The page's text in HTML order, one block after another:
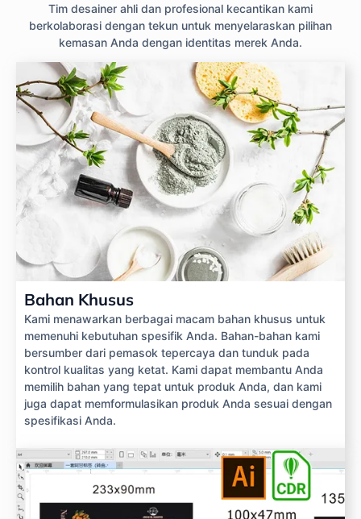
Tim desainer ahli dan profesional kecantikan kami
berkolaborasi dengan tekun untuk menyelaraskan pilihan
kemasan Anda dengan identitas merek Anda.
Bahan Khusus
Kami menawarkan berbagai macam bahan khusus untuk
memenuhi kebutuhan spesifik Anda. Bahan-bahan kami
bersumber dari pemasok tepercaya dan tunduk pada
kontrol kualitas yang ketat. Kami dapat membantu Anda
memilih bahan yang tepat untuk produk Anda, dan kami
juga dapat memformulasikan produk Anda sesuai dengan
spesifikasi Anda.